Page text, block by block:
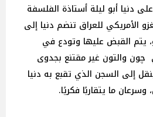
دنيا أبو ليلة أستاذة الفلسفة
اﻷمريكي للعراق تنضم دنيا إلى
يتم القبض عليها وتودع في
چون والتون غير مقتنع بجدوى
إلى السجن الذي تقبع به دنيا
ما يتقاربًا فكريًا.